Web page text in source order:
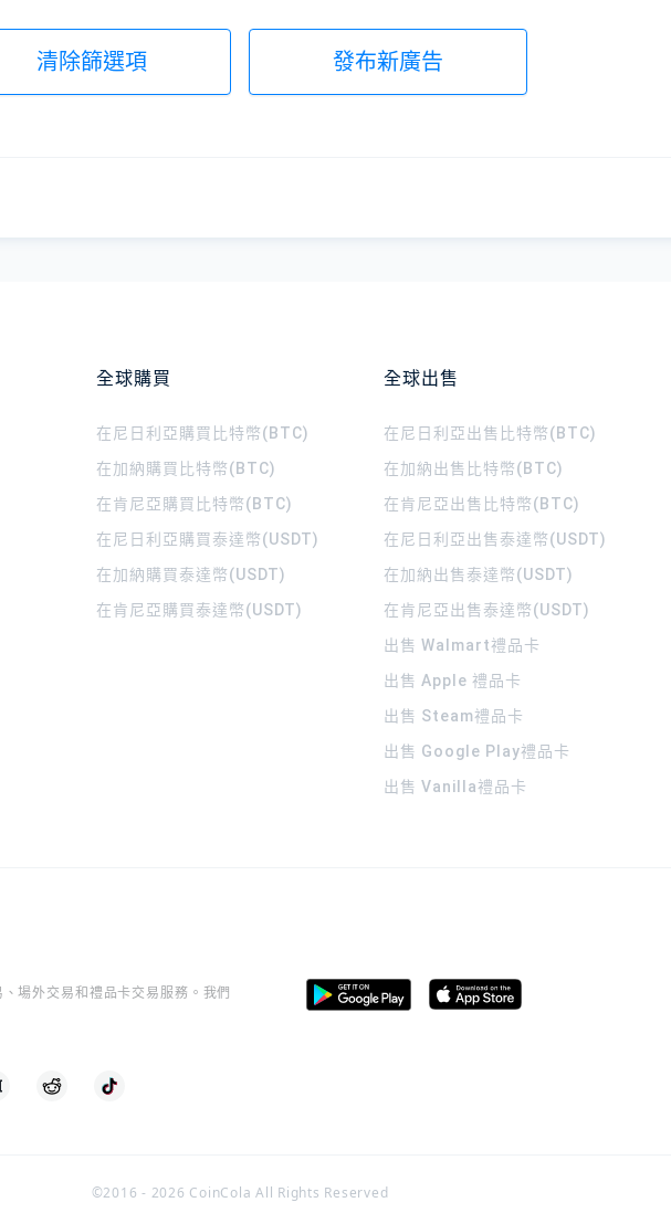
清除篩選項 發布新廣告
全球購買
在尼日利亞購買比特幣(BTC)
在加納購買比特幣(BTC)
在肯尼亞購買比特幣(BTC)
在尼日利亞購買泰達幣(USDT)
在加納購買泰達幣(USDT)
在肯尼亞購買泰達幣(USDT)
全球出售
在尼日利亞出售比特幣(BTC)
在加納出售比特幣(BTC)
在肯尼亞出售比特幣(BTC)
在尼日利亞出售泰達幣(USDT)
在加納出售泰達幣(USDT)
在肯尼亞出售泰達幣(USDT)
出售 Walmart禮品卡
出售 Apple 禮品卡
出售 Steam禮品卡
出售 Google Play禮品卡
出售 Vanilla禮品卡
場外交易和禮品卡交易服務。我們
©2016 - 2026 CoinCola All Rights Reserved